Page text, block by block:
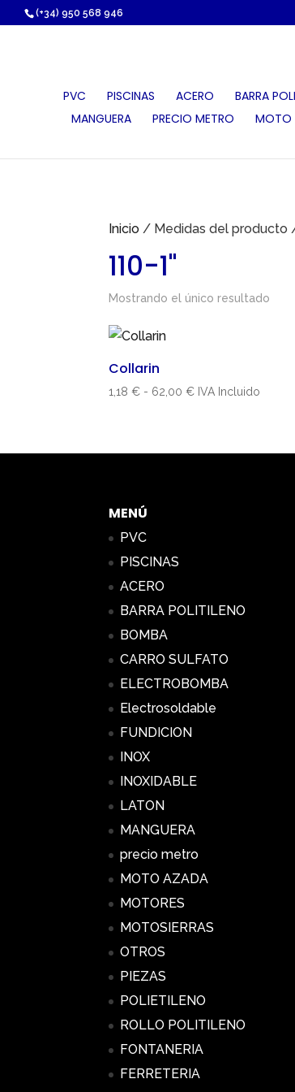
https://proauri.es/
(+34) 950 568 946
PVC PISCINAS ACERO BARRA
MANGUERA
PRECIO METRO MOTO
Inicio / Medidas del producto
110-1"
Mostrando el único resultado
Collarin
1,18€ - 62,00€Rango
IVA Incluido
MENÚ
PVC
PISCINAS
ACERO
BARRA POLITILENO
BOMBA
CARRO SULFATO
ELECTROBOMBA
Electrosoldable
FUNDICION
INOX
INOXIDABLE
LATON
MANGUERA
precio metro
MOTO AZADA
MOTORES
MOTOSIERRAS
OTROS
PIEZAS
POLIETILENO
ROLLO POLITILENO
FONTANERIA
FERRETERIA